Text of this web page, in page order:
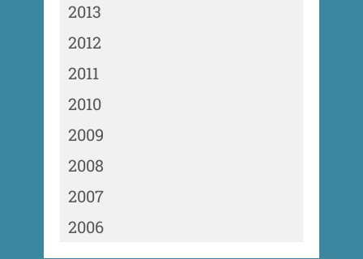
2013
2012
2011
2010
2009
2008
2007
2006